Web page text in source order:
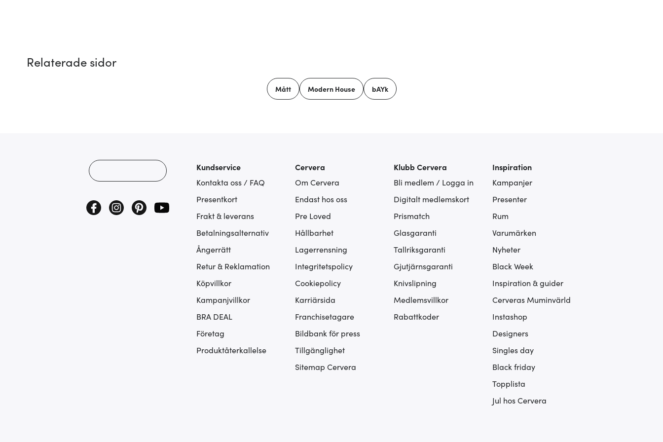
Relaterade sidor
Mått Modern House bAYk
Kundservice
Kontakta oss / FAQ
Presentkort
Frakt & leverans
Betalningsalternativ
Ångerrätt
Retur & Reklamation
Köpvillkor
Kampanjvillkor
BRA DEAL
Företag
Produktåterkallelse
Cervera
Om Cervera
Endast hos oss
Pre Loved
Hållbarhet
Lagerrensning
Integritetspolicy
Cookiepolicy
Karriärsida
Franchisetagare
Bildbank för press
Tillgänglighet
Sitemap Cervera
Klubb Cervera
Bli medlem / Logga in
Digitalt medlemskort
Prismatch
Glasgaranti
Tallriksgaranti
Gjutjärnsgaranti
Knivslipning
Medlemsvillkor
Rabattkoder
Inspiration
Kampanjer
Presenter
Rum
Varumärken
Nyheter
Black Week
Inspiration & guider
Cerveras Muminvärld
Instashop
Designers
Singles day
Black friday
Topplista
Jul hos Cervera